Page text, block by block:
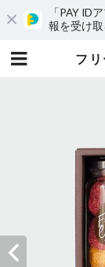
「PAY ID
報を受け取